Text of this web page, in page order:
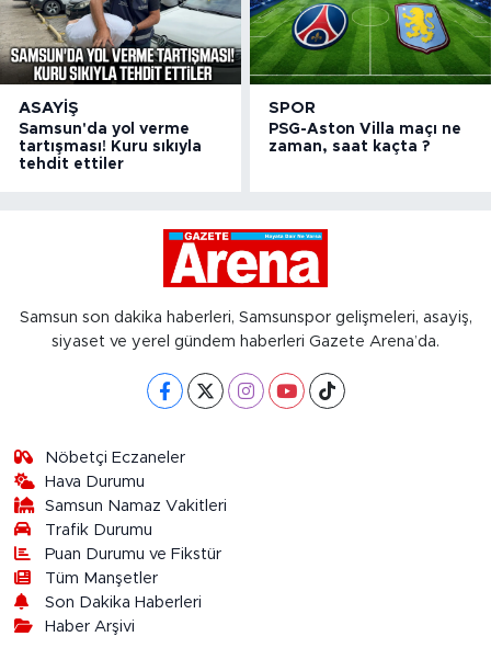
ASAYIŞ
Samsun'da yol verme
tartışması! Kuru sıkıyla
tehdit ettiler
SPOR
PSG-Aston Villa maçı ne
zaman, saat kaçta ?
Samsun son dakika haberleri, Samsunspor gelişmeleri, asayiş,
siyaset ve yerel gündem haberleri Gazete Arena’da.
Nöbetçi Eczaneler
Hava Durumu
Samsun Namaz Vakitleri
Trafik Durumu
Puan Durumu ve Fikstür
Tüm Manşetler
Son Dakika Haberleri
Haber Arşivi